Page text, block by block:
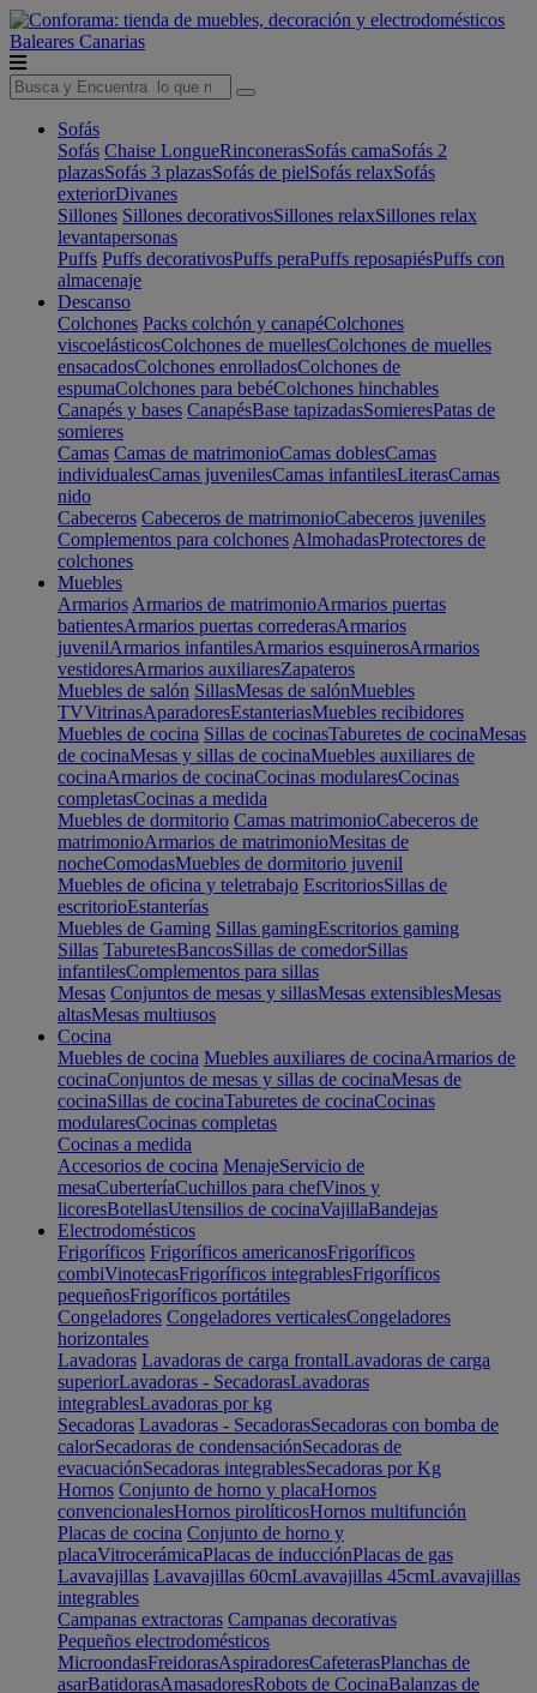
Baleares Canarias
Sofás
Sofás Chaise LongueRinconerasSofás camaSofás 2
plazasSofás 3 plazasSofás de pielSofás relaxSofás
exteriorDivanes
Sillones Sillones decorativosSillones relaxSillones relax
levantapersonas
Puffs Puffs decorativosPuffs peraPuffs reposapiésPuffs con
almacenaje
Descanso
Colchones Packs colchón y canapéColchones
viscoelásticosColchones de muellesColchones de muelles
ensacadosColchones enrolladosColchones de
espumaColchones para bebéColchones hinchables
Canapés y bases CanapésBase tapizadasSomieresPatas de
somieres
Camas Camas de matrimonioCamas doblesCamas
individualesCamas juvenilesCamas infantilesLiterasCamas
nido
Cabeceros Cabeceros de matrimonioCabeceros juveniles
Complementos para colchones AlmohadasProtectores de
colchones
Muebles
Armarios Armarios de matrimonioArmarios puertas
batientesArmarios puertas correderasArmarios
juvenilArmarios infantilesArmarios esquinerosArmarios
vestidoresArmarios auxiliaresZapateros
Muebles de salón SillasMesas de salónMuebles
TVVitrinasAparadoresEstanteriasMuebles recibidores
Muebles de cocina Sillas de cocinasTaburetes de cocinaMesas
de cocinaMesas y sillas de cocinaMuebles auxiliares de
cocinaArmarios de cocinaCocinas modularesCocinas
completasCocinas a medida
Muebles de dormitorio Camas matrimonioCabeceros de
matrimonioArmarios de matrimonioMesitas de
nocheComodasMuebles de dormitorio juvenil
Muebles de oficina y teletrabajo EscritoriosSillas de
escritorioEstanterías
Muebles de Gaming Sillas gamingEscritorios gaming
Sillas TaburetesBancosSillas de comedorSillas
infantilesComplementos para sillas
Mesas Conjuntos de mesas y sillasMesas extensiblesMesas
altasMesas multiusos
Cocina
Muebles de cocina Muebles auxiliares de cocinaArmarios de
cocinaConjuntos de mesas y sillas de cocinaMesas de
cocinaSillas de cocinaTaburetes de cocinaCocinas
modularesCocinas completas
Cocinas a medida
Accesorios de cocina MenajeServicio de
mesaCuberteríaCuchillos para chefVinos y
licoresBotellasUtensilios de cocinaVajillaBandejas
Electrodomésticos
Frigoríficos Frigoríficos americanosFrigoríficos
combiVinotecasFrigoríficos integrablesFrigoríficos
pequeñosFrigoríficos portátiles
Congeladores Congeladores verticalesCongeladores
horizontales
Lavadoras Lavadoras de carga frontalLavadoras de carga
superiorLavadoras - SecadorasLavadoras
integrablesLavadoras por kg
Secadoras Lavadoras - SecadorasSecadoras con bomba de
calorSecadoras de condensaciónSecadoras de
evacuaciónSecadoras integrablesSecadoras por Kg
Hornos Conjunto de horno y placaHornos
convencionalesHornos pirolíticosHornos multifunción
Placas de cocina Conjunto de horno y
placaVitrocerámicaPlacas de inducciónPlacas de gas
Lavavajillas Lavavajillas 60cmLavavajillas 45cmLavavajillas
integrables
Campanas extractoras Campanas decorativas
Pequeños electrodomésticos
MicroondasFreidorasAspiradoresCafeterasPlanchas de
asarBatidorasAmasadoresRobots de CocinaBalanzas de